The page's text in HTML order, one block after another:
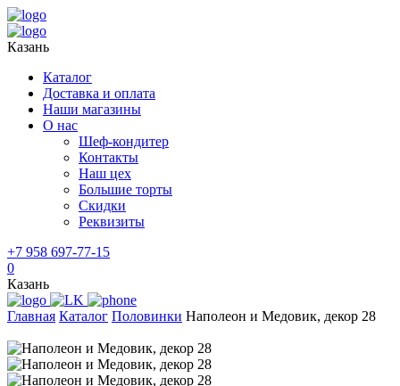
Казань
Каталог
Доставка и оплата
Наши магазины
О нас
Шеф-кондитер
Контакты
Наш цех
Большие торты
Скидки
Реквизиты
+7 958 697-77-15
0
Казань
Главная Каталог Половинки Наполеон и Медовик, декор 28